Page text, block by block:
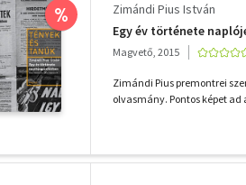
%
Zimándi Pius István
Egy év története
Magvető, 2015
Zimándi Pius premontrei
olvasmány. Pontos képet